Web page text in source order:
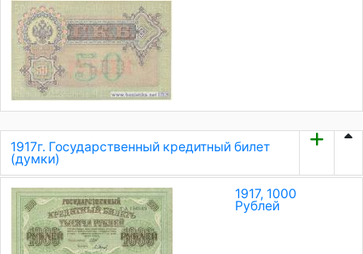
1917г. Государственный кредитный билет
(думки)
1917, 1000
Рублей